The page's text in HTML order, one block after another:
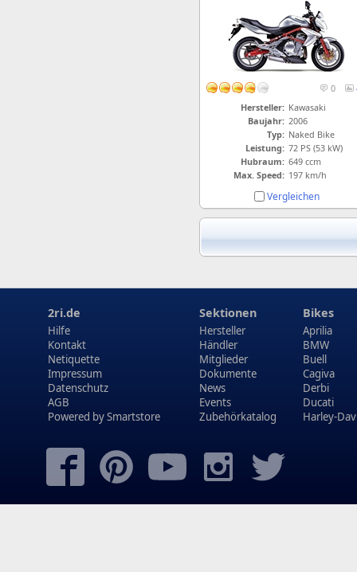
0
Hersteller: Kawasaki
Baujahr: 2006
Typ: Naked Bike
Leistung: 72 PS (53 kW)
Hubraum: 649 ccm
Max. Speed: 197 km/h
Vergleichen
2ri.de
Hilfe
Kontakt
Netiquette
Impressum
Datenschutz
AGB
Powered bySmartstore
Sektionen
Hersteller
Händler
Mitglieder
Dokumente
News
Events
Zubehörkatalog
Bikes
Aprilia
BMW
Buell
Cagiva
Derbi
Ducati
Harley-